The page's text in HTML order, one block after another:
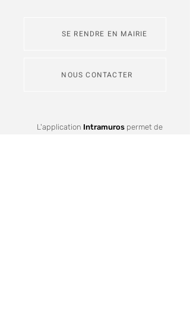
SE RENDRE EN MAIRIE
NOUS CONTACTER
L'application Intramurospermet de